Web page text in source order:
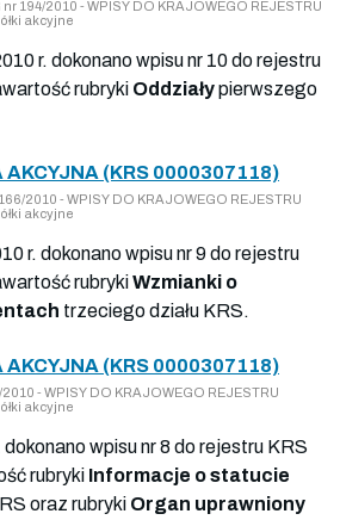
194/2010 - WPISY DO KRAJOWEGO REJESTRU
akcyjne
r. dokonano wpisu nr 10 do rejestru
rubryki Oddziałypierwszego
AKCYJNA (KRS 0000307118)
2010 - WPISY DO KRAJOWEGO REJESTRU
akcyjne
r. dokonano wpisu nr 9 do rejestru
rubrykiWzmianki o
trzeciego działu KRS.
AKCYJNA (KRS 0000307118)
- WPISY DO KRAJOWEGO REJESTRU
akcyjne
dokonano wpisu nr 8 do rejestru KRS
rubryki Informacje o statucie
oraz rubryki Organ uprawniony